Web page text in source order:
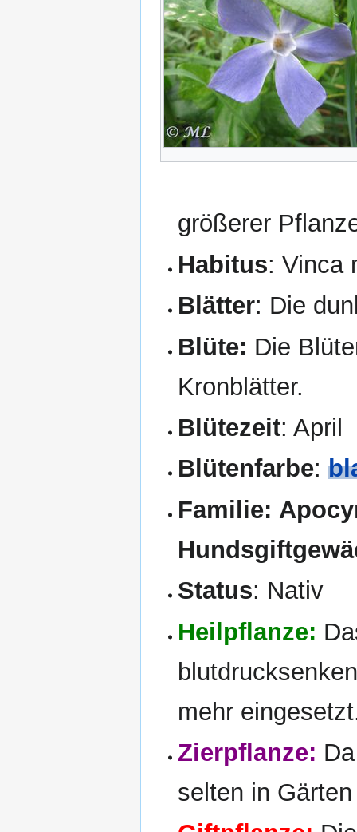
größerer
Habitus: Vinca
Blätter: Die
Blüte: Die
Kronblätter.
Blütezeit: April
Blütenfarbe:
Familie:
Status: Nativ
Heilpflanze:
mehr
Zierpflanze:
selten in